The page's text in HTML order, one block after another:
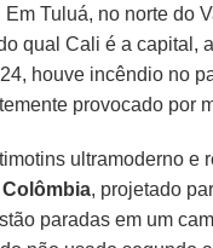
Em Tuluá, no norte do
qual Cali é a capital,
houve incêndio no
provocado por
ultramoderno e
Colômbia, projetado
paradas em um